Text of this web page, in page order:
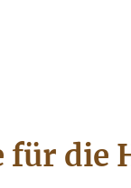
für die